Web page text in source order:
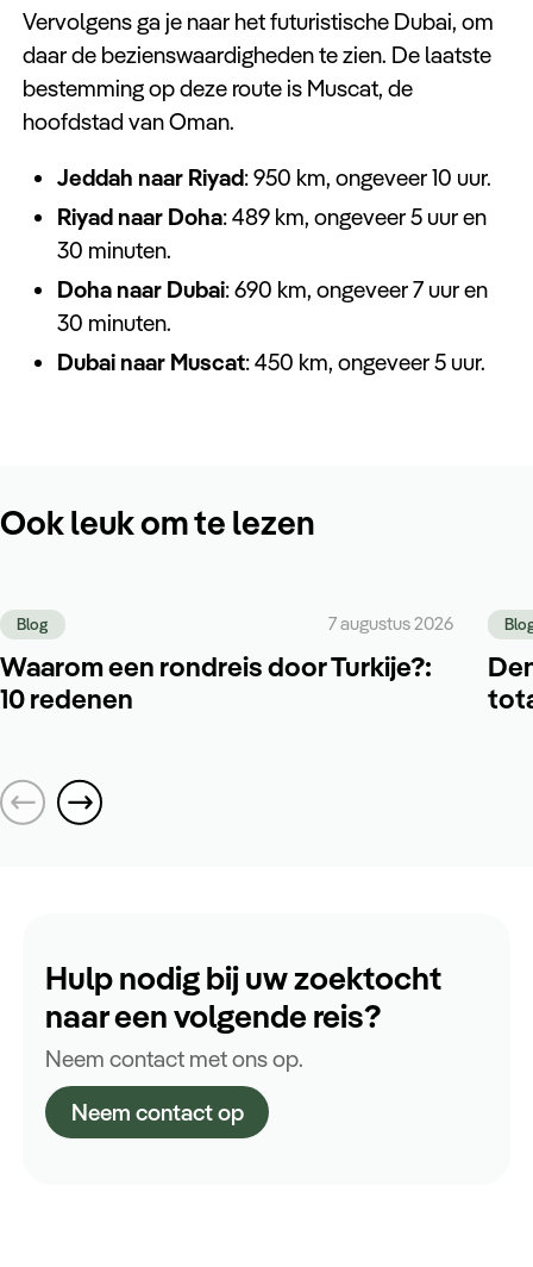
Vervolgens ga je naar het futuristische Dubai, om
daar de bezienswaardigheden te zien. De laatste
bestemming op deze route is Muscat, de
hoofdstad van Oman.
Jeddah naar Riyad: 950 km, ongeveer 10 uur.
Riyad naar Doha: 489 km, ongeveer 5 uur en
30 minuten.
Doha naar Dubai: 690 km, ongeveer 7 uur en
30 minuten.
Dubai naar Muscat: 450 km, ongeveer 5 uur.
Ook leuk om te lezen
Blog 7 augustus 2026
Waarom een rondreis door Turkije?:
10 redenen
Hulp nodig bij uw zoektocht
naar een volgende reis?
Neem contact met ons op.
Neem contact op